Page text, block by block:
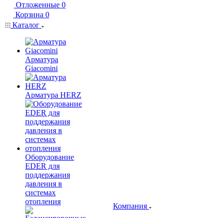
Отложенные 0
Корзина 0
Каталог
Арматура
Giacomini
Арматура HERZ
Оборудование
EDER для
поддержания
давления в
системах
отопления
Компания